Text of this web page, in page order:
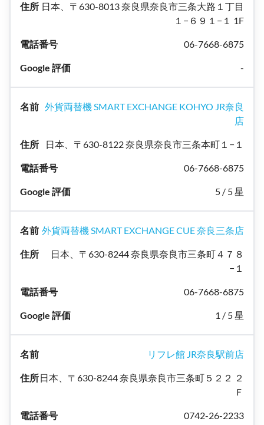
日本、〒630-8013 奈良県奈良市三条大路１丁目
１−６９１−１ 1F
06-7668-6875
-
外貨両替機 SMART EXCHANGE KOHYO JR奈良
店
日本、〒630-8122 奈良県奈良市三条本町１−１
06-7668-6875
5 / 5 星
外貨両替機 SMART EXCHANGE CUE 奈良三条店
日本、〒630-8244 奈良県奈良市三条町４７８
−１
06-7668-6875
1 / 5 星
リフレ館 JR奈良駅前店
日本、〒630-8244 奈良県奈良市三条町５２２ ２
Ｆ
0742-26-2233